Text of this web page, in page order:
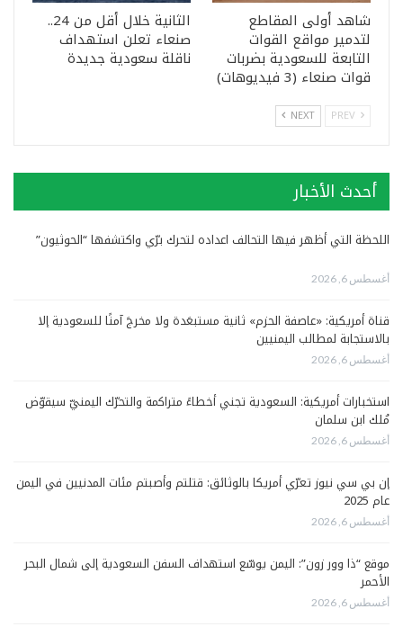
شاهد أولى المقاطع
لتدمير مواقع القوات
التابعة للسعودية بضربات
قوات صنعاء (3 فيديوهات)
الثانية خلال أقل من 24..
صنعاء تعلن استهداف
ناقلة سعودية جديدة
NEXT
أحدث الأخبار
اللحظة التي أظهر فيها التحالف اعداده لتحرك برّي واكتشفها “الحوثيون”
أغسطس 6, 2026
قناة أمريكية: «عاصفة الحزم» ثانية مستبعَدة ولا مخرجَ آمنًا للسعودية إلا
بالاستجابة لمطالب اليمنيين
أغسطس 6, 2026
استخبارات أمريكية: السعودية تجني أخطاءً متراكمة والتحرّك اليمنيّ سيقوّض
مُلك ابن سلمان
أغسطس 6, 2026
إن بي سي نيوز تعرّي أمريكا بالوثائق: قتلتم وأصبتم مئات المدنيين في اليمن
عام 2025
أغسطس 6, 2026
موقع “ذا وور زون”: اليمن يوسّع استهداف السفن السعودية إلى شمال البحر
الأحمر
أغسطس 6, 2026